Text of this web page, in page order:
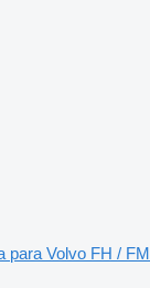
para Volvo FH / FM